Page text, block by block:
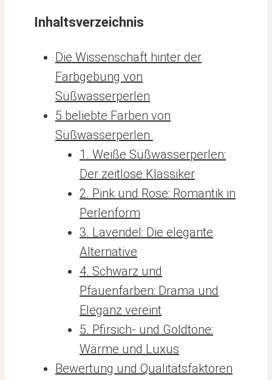
Inhaltsverzeichnis
Die Wissenschaft hinter der
Farbgebung von
Süßwasserperlen
5 beliebte Farben von
Süßwasserperlen
1. Weiße Süßwasserperlen:
Der zeitlose Klassiker
2. Pink und Rose: Romantik in
Perlenform
3. Lavendel: Die elegante
Alternative
4. Schwarz und
Pfauenfarben: Drama und
Eleganz vereint
5. Pfirsich- und Goldtöne:
Wärme und Luxus
Bewertung und Qualitätsfaktoren